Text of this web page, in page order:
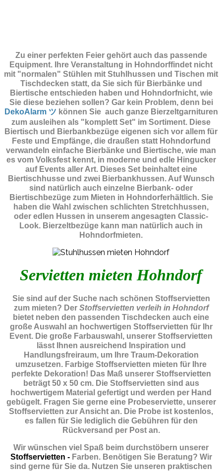
Zu einer perfekten Feier gehört auch das passende
Equipment.
Ihre Veranstaltung in Hohndorffindet nicht
mit "normalen" Stühlen mit Stuhlhussen und Tischen mit
Tischdecken statt, da Sie sich für Bierbänke und
Biertische entschieden haben und Hohndorfnicht, wie
Sie diese beziehen sollen? Gar kein Problem, denn bei
DekoAlarm ツ können Sie auch ganze Bierzeltgarnituren
zum ausleihen als "komplett Set" im Sortiment. Diese
Biertisch und Bierbankbezüge eigenen sich vor allem für
Feste und Empfänge, die draußen statt Hohndorfund
verwandeln einfache Bierbänke und Biertische, wie man
es vom Volksfest kennt, in moderne und edle Hingucker
auf Events aller Art. Dieses Set beinhaltet eine
Biertischhusse und zwei Bierbankhussen. Auf Wunsch
sind natürlich auch einzelne Bierbank- oder
Biertischbezüge zum Mieten in Hohndorferhältlich. Sie
haben die Wahl zwischen schlichten Stretchhussen,
oder edlen Hussen in unserem angesagten Classic-
Look. Bierzeltbezüge kann man natürlich auch in
Hohndorfmieten.
Servietten mieten Hohndorf
Sie sind auf der Suche nach schönen Stoffservietten
zum mieten? Der Stoffservietten verleih in Hohndorf
bietet neben den passenden Tischdecken auch eine
große Auswahl an hochwertigen Stoffservietten für Ihr
Event. Die große Farbauswahl, unserer Stoffservietten
lässt Ihnen ausreichend Inspiration und
Handlungsfreiraum, um Ihre Traum-Dekoration
umzusetzen. Farbige Stoffservietten mieten für Ihre
perfekte Dekoration! Das Maß unserer Stoffservietten
beträgt 50 x 50 cm. Die Stoffservietten sind aus
hochwertigem Material gefertigt und werden per Hand
gebügelt. Fragen Sie gerne eine Probeserviette, unserer
Stoffservietten zur Ansicht an. Die Probe ist kostenlos,
es fallen für Sie lediglich die Gebühren für den
Rückversand per Post an.
Wir wünschen viel Spaß beim durchstöbern unserer
Stoffservietten - Farben. Benötigen Sie Beratung? Wir
sind gerne für Sie da. Nutzen Sie unseren praktischen